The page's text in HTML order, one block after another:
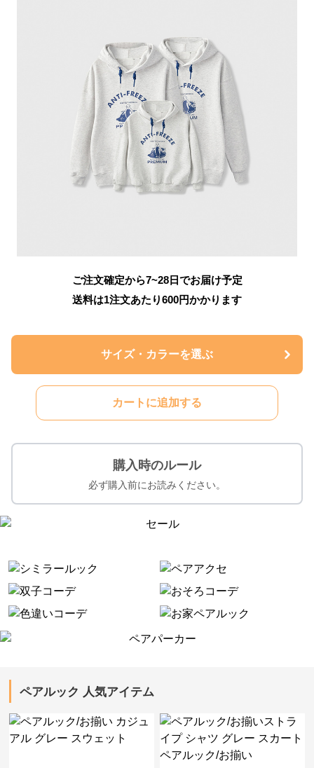
ご注文確定から7~28日でお届け予定
送料は1注文あたり600円かかります
サイズ・カラーを選ぶ
カートに追加する
購入時のルール
必ず購入前にお読みください。
ペアルック 人気アイテム